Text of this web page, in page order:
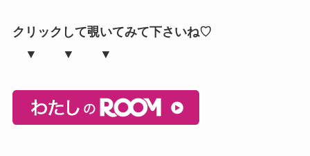
クリックして覗いてみて下さいね♡
▼ ▼ ▼